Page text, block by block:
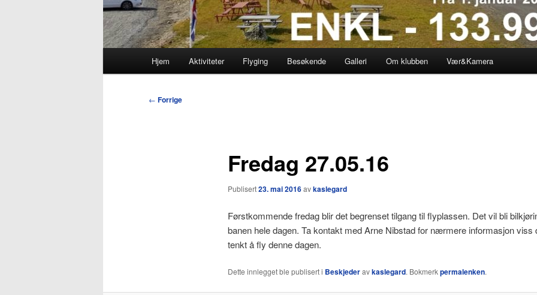
Hjem Aktiviteter Flyging Besøkende Galleri Om klubben Vær&Kamera
Innleggsnavigasjon
← Forrige
Fredag 27.05.16
Publisert23. mai 2016avkaslegard
Førstkommende fredag blir det begrenset tilgang til flyplassen. Det vil bli
banen hele dagen. Ta kontakt med Arne Nibstad for nærmere informasjon viss
tenkt å fly denne dagen.
Dette innlegget ble publisert i Beskjederavkaslegard. Bokmerkpermalenken.